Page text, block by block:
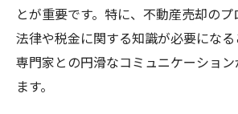
とが重要です。特に、不動産売却のプ
法律や税金に関する知識が必要になる
専門家との円滑なコミュニケーショ
ます。